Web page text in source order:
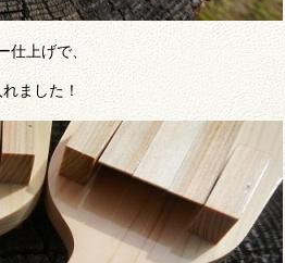
仕上げで、
ました！